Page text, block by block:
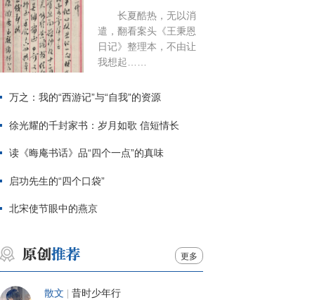
长夏酷热，无以消
遣，翻看案头《王秉恩
日记》整理本，不由让
我想起……
万之：我的“西游记”与“自我”的资源
徐光耀的千封家书：岁月如歌 信短情长
读《晦庵书话》品“四个一点”的真味
启功先生的“四个口袋”
北宋使节眼中的燕京
更多
散文 昔时少年行